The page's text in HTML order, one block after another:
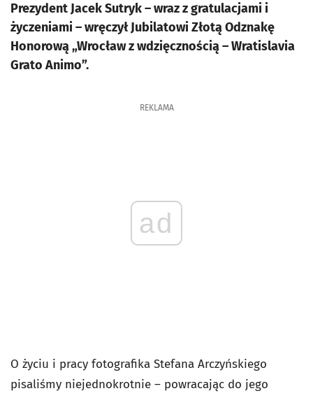
Prezydent Jacek Sutryk – wraz z gratulacjami i
życzeniami – wręczył Jubilatowi Złotą Odznakę
Honorową „Wrocław z wdzięcznością – Wratislavia
Grato Animo”.
REKLAMA
ad
O życiu i pracy fotografika Stefana Arczyńskiego
pisaliśmy niejednokrotnie – powracając do jego